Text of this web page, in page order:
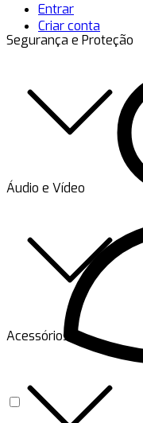
Segurança e Proteção
Áudio e Vídeo
Acessórios
Entrar
Criar conta